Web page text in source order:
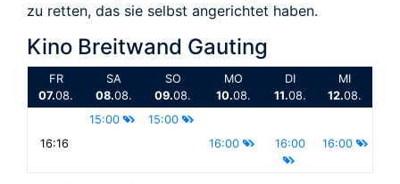
zu retten, das sie selbst angerichtet haben.
Kino Breitwand Gauting
FR
07.08.
SA
08.08.
SO
09.08.
MO
10.08.
DI
11.08.
MI
12.08.
15:00
15:00
16:16
16:00 16:00 16:00